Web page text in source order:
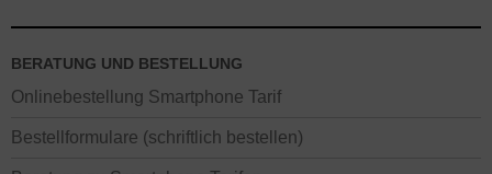
BERATUNG UND BESTELLUNG
Onlinebestellung Smartphone Tarif
Bestellformulare (schriftlich bestellen)